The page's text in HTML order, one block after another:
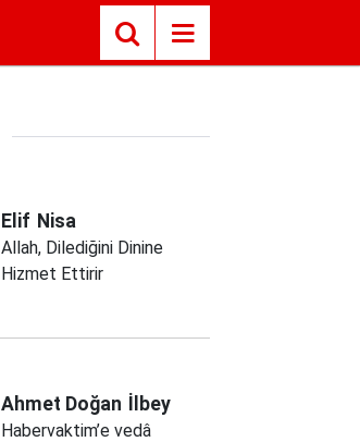
Elif Nisa
Allah, Dilediğini Dinine
Hizmet Ettirir
Ahmet Doğan İlbey
Habervaktim’e vedâ